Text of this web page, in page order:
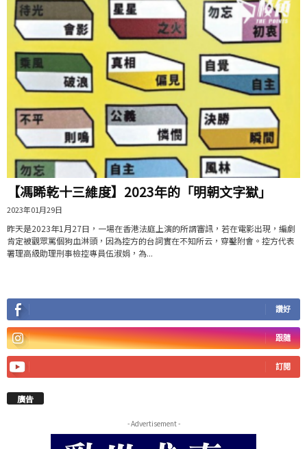
【馮睎乾十三維度】2023年的「明朝文字獄」
2023年01月29日
昨天是2023年1月27日，一場在香港法庭上演的所謂審訊，若在電影出現，編劇
肯定被觀眾罵個狗血淋頭，因為控方的台詞實在不知所云，穿鑿附會。控方代表
署理高級助理刑事檢控專員伍淑娟，為...
讚好
跟隨
訂閱
廣告
- Advertisement -